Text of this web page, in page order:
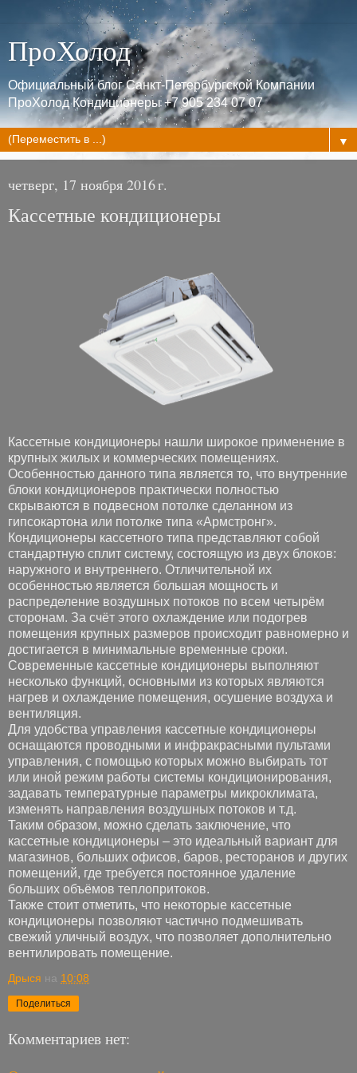
ПроХолод
Официальный блог Санкт-Петербургской Компании
ПроХолод Кондиционеры +7 905 234 07 07
▼
четверг, 17 ноября 2016 г.
Кассетные кондиционеры
Кассетные кондиционеры нашли широкое применение в
крупных жилых и коммерческих помещениях.
Особенностью данного типа является то, что внутренние
блоки кондиционеров практически полностью
скрываются в подвесном потолке сделанном из
гипсокартона или потолке типа «Армстронг».
Кондиционеры кассетного типа представляют собой
стандартную сплит систему, состоящую из двух блоков:
наружного и внутреннего. Отличительной их
особенностью является большая мощность и
распределение воздушных потоков по всем четырём
сторонам. За счёт этого охлаждение или подогрев
помещения крупных размеров происходит равномерно и
достигается в минимальные временные сроки.
Современные кассетные кондиционеры выполняют
несколько функций, основными из которых являются
нагрев и охлаждение помещения, осушение воздуха и
вентиляция.
Для удобства управления кассетные кондиционеры
оснащаются проводными и инфракрасными пультами
управления, с помощью которых можно выбирать тот
или иной режим работы системы кондиционирования,
задавать температурные параметры микроклимата,
изменять направления воздушных потоков и т.д.
Таким образом, можно сделать заключение, что
кассетные кондиционеры – это идеальный вариант для
магазинов, больших офисов, баров, ресторанов и других
помещений, где требуется постоянное удаление
больших объёмов теплопритоков.
Также стоит отметить, что некоторые кассетные
кондиционеры позволяют частично подмешивать
свежий уличный воздух, что позволяет дополнительно
вентилировать помещение.
Дрыся на 10:08
Поделиться
Комментариев нет: